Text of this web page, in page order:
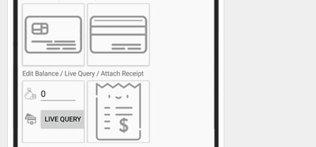
carte bancaire ...https://play.google.com/store/apps/details?
id=tn.mobipost&hl=fr&gl=US
- Recevoir et gérer mes
notifications d’événements importants sur mon compte (solde
bas, disponibilité de carte, rejet de chèque, etc.) Mobile IBU: a
bank''s unique experience on smartphones and tablets: full,
fast, useful and secure.
https://play.google.com/store/apps/details?